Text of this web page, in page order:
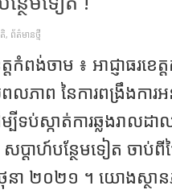
, ព័ត៌មានថ្មី
តកំពង់ចាម ៖ អាជ្ញាធរខេ
លភាព នៃការពង្រឹងការអនុ
បីទប់ស្កាត់ការឆ្លងរាល
ប្តាហ៍បន្ថែមទៀត ចាប់ពី
នា ២០២១ ។ យោងស្ថានភ